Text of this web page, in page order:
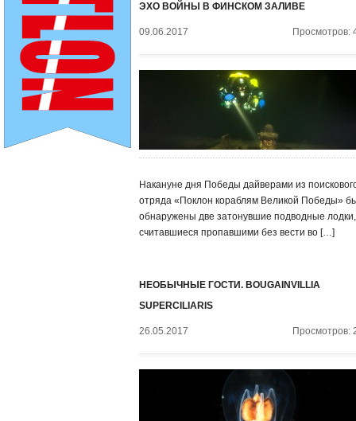
ЭХО ВОЙНЫ В ФИНСКОМ ЗАЛИВЕ
09.06.2017 Просмотров:
Накануне дня Победы дайверами из
отряда «Поклон кораблям Великой Победы»
обнаружены две затонувшие подводные лодки,
считавшиеся пропавшими без вести во […]
НЕОБЫЧНЫЕ ГОСТИ. BOUGAINVILLIA
SUPERCILIARIS
26.05.2017 Просмотров: